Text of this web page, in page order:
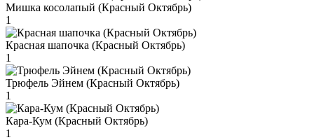
Мишка косолапый (Красный Октябрь)
1
Красная шапочка (Красный Октябрь)
1
Трюфель Эйнем (Красный Октябрь)
1
Кара-Кум (Красный Октябрь)
1